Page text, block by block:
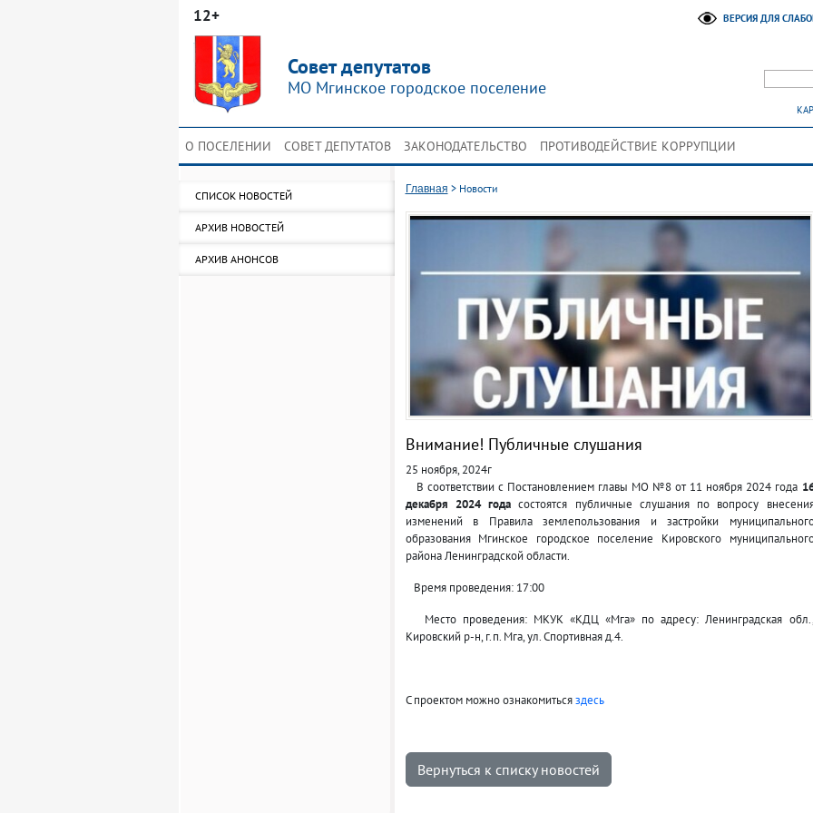
12+
Совет депутатов
МО Мгинское городское поселение
ВЕРСИЯ ДЛЯ
О ПОСЕЛЕНИИ СОВЕТ ДЕПУТАТОВ ЗАКОНОДАТЕЛЬСТВО ПРОТИВОДЕЙСТВИЕ КОРРУПЦИИ
СПИСОК НОВОСТЕЙ
АРХИВ НОВОСТЕЙ
АРХИВ АНОНСОВ
Главная > Новости
Внимание! Публичные слушания
25 ноября, 2024г
В соответствии с Постановлением главы МО №8 от 11 ноября 2024 года
декабря 2024 года состоятся публичные слушания по вопросу
изменений в Правила землепользования и застройки
образования Мгинское городское поселение Кировского
района Ленинградской области.
Время проведения: 17:00
Место проведения: МКУК «КДЦ «Мга» по адресу: Ленинградская
Кировский р-н, г.п. Мга, ул. Спортивная д.4.
С проектом можно ознакомитьсяздесь
Вернуться к списку новостей